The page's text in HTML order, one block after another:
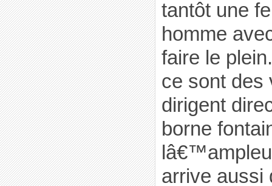
tantôt une
homme
faire le
ce sont des
dirigent
borne
arrive aussi